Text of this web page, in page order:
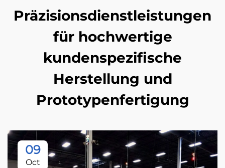
Präzisionsdienstleistungen
für hochwertige
kundenspezifische
Herstellung und
Prototypenfertigung
09
Oct